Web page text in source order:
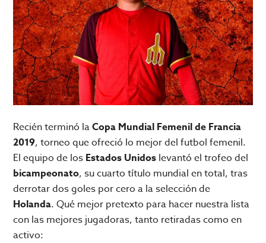
Recién terminó laCopa Mundial Femenil de Francia
2019, torneo que ofreció lo mejor del futbol femenil.
El equipo de los Estados Unidos levantó el trofeo del
bicampeonato, su cuarto título mundial en total, tras
derrotar dos goles por cero a la selección de
Holanda. Qué mejor pretexto para hacer nuestra lista
con las mejores jugadoras, tanto retiradas como en
activo: